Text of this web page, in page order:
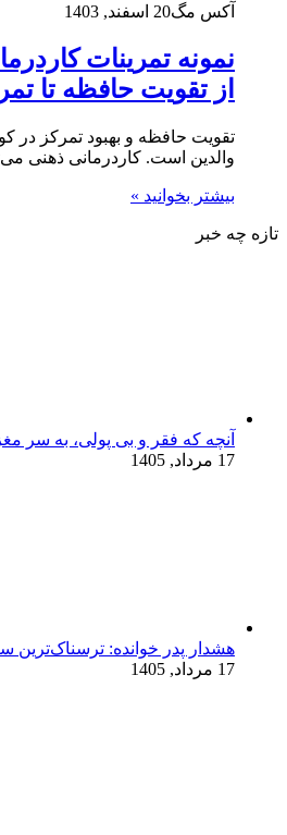
آکس مگ20 اسفند, 1403
نمونه تمرینات
از تقویت حافظه تا
تقویت حافظه و بهبود تمرکز در
والدین است. کاردرمانی ذهنی
بیشتر بخوانید »
تازه چه خبر
آنچه که فقر و بی‌ پولی، به سر
17 مرداد, 1405
هشدار پدر خوانده:
17 مرداد, 1405